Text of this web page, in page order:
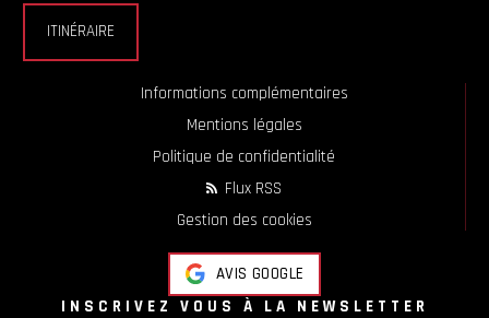
ITINÉRAIRE
Informations complémentaires
Mentions légales
Politique de confidentialité
Flux RSS
Gestion des cookies
AVIS GOOGLE
INSCRIVEZ VOUS À LA NEWSLETTER